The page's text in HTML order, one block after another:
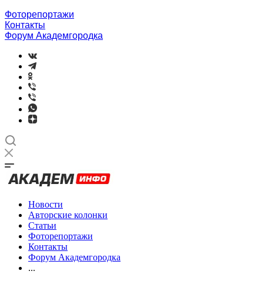
Фоторепортажи
Контакты
Форум Академгородка
Новости
Авторские колонки
Статьи
Фоторепортажи
Контакты
Форум Академгородка
...